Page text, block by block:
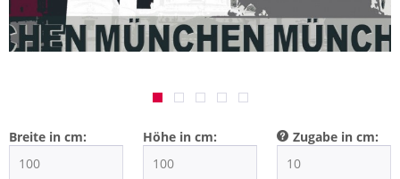
Breite in cm: Höhe in cm: Zugabe in cm: